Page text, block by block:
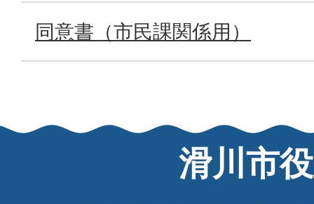
同意書（市民課関係用）
滑川市